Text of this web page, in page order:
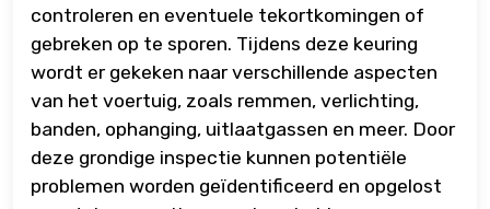
controleren en eventuele tekortkomingen of
gebreken op te sporen. Tijdens deze keuring
wordt er gekeken naar verschillende aspecten
van het voertuig, zoals remmen, verlichting,
banden, ophanging, uitlaatgassen en meer. Door
deze grondige inspectie kunnen potentiële
problemen worden geïdentificeerd en opgelost